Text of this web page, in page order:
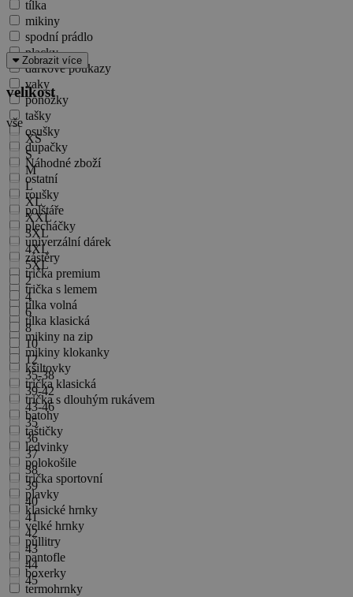
tílka
mikiny
spodní prádlo
placky
dárkové poukazy
vaky
ponožky
tašky
osušky
dupačky
Náhodné zboží
ostatní
roušky
polštáře
plecháčky
univerzální dárek
zástěry
trička premium
trička s lemem
tílka volná
tílka klasická
mikiny na zip
mikiny klokanky
kšiltovky
trička klasická
trička s dlouhým rukávem
batohy
taštičky
ledvinky
polokošile
trička sportovní
plavky
klasické hrnky
velké hrnky
půllitry
pantofle
boxerky
termohrnky
Zobrazit více
velikost
vše
XS
S
M
L
XL
XXL
3XL
4XL
5XL
2
4
6
8
10
12
35-38
39-42
43-46
35
36
37
38
39
40
41
42
43
44
45